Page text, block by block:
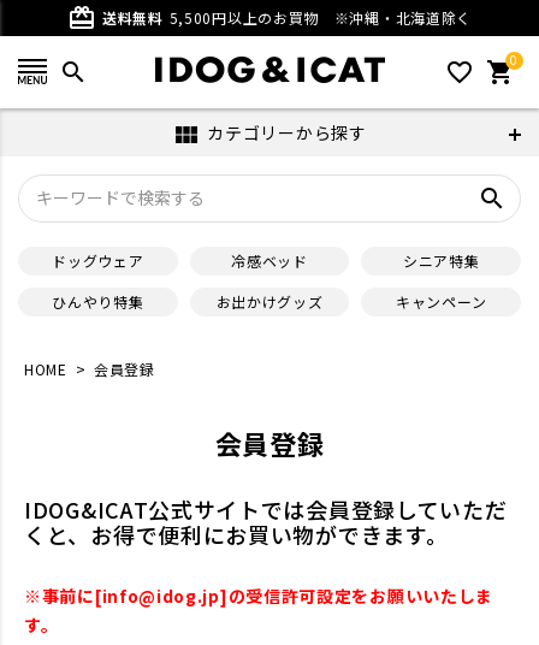
card_giftcard 送料無料 5,500円以上のお買物 ※沖縄・北海道除く
search favorite_outline 0
shopping_cart
view_module カテゴリーから探す
search
ドッグウェア 冷感ベッド
シニア特集
ひんやり特集
お出かけグッズ キャンペーン
HOME 会員登録
会員登録
IDOG&ICAT公式サイトでは会員登録していただ
くと、お得で便利にお買い物ができます。
※事前に[info@idog.jp]の受信許可設定をお願いいたしま
す。